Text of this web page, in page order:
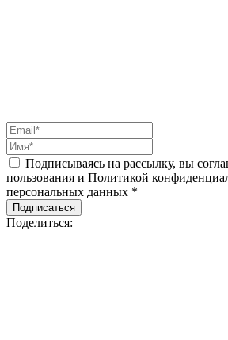
Подписываясь на рассылку, вы
пользования и Политикой
персональных данных *
Подписаться
Поделиться: